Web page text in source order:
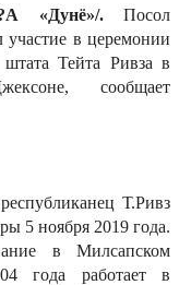
«Дунё»/.Посол
в церемонии
Тейта Ривза в
сообщает
Т.Ривз
5 ноября 2019 года.
в Милсапском
года работает в